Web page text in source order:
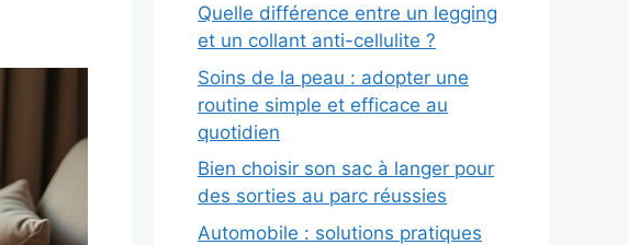
Quelle différence entre un legging
et un collant anti-cellulite ?
Soins de la peau : adopter une
routine simple et efficace au
quotidien
Bien choisir son sac à langer pour
des sorties au parc réussies
Automobile : solutions pratiques